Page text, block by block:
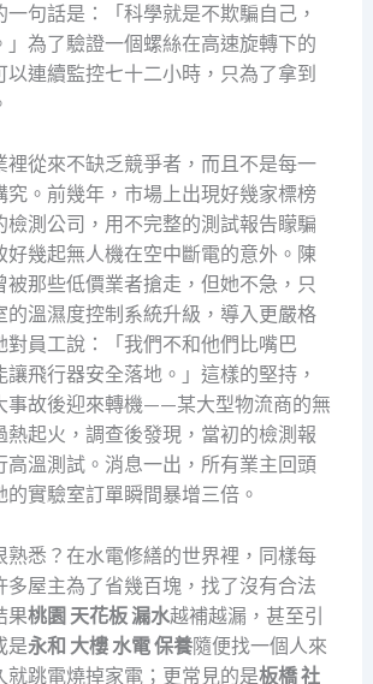
一句話是：「科學就是不欺騙自己，
」為了驗證一個螺絲在高速旋轉下的
以連續監控七十二小時，只為了拿到
裡從來不缺乏競爭者，而且不是每一
究。前幾年，市場上出現好幾家標榜
檢測公司，用不完整的測試報告矇騙
好幾起無人機在空中斷電的意外。陳
被那些低價業者搶走，但她不急，只
的溫濕度控制系統升級，導入更嚴格
對員工說：「我們不和他們比嘴巴
飛行器安全落地。」這樣的堅持，
事故後迎來轉機——某大型物流商的無
熱起火，調查後發現，當初的檢測報
高溫測試。消息一出，所有業主回頭
實驗室訂單瞬間暴增三倍。
熟悉？在水電修繕的世界裡，同樣每
多屋主為了省幾百塊，找了沒有合法
果桃園 天花板 漏水越補越漏，甚至引
是永和 大樓 水電 保養隨便找一個人來
就跳電燒掉家電；更常見的是板橋 社